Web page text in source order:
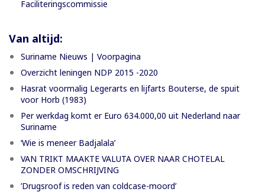
Faciliteringscommissie
Van altijd:
Suriname Nieuws | Voorpagina
Overzicht leningen NDP 2015 -2020
Hasrat voormalig Legerarts en lijfarts Bouterse, de spuit
voor Horb (1983)
Per werkdag komt er Euro 634.000,00 uit Nederland naar
Suriname
‘Wie is meneer Badjalala’
VAN TRIKT MAAKTE VALUTA OVER NAAR CHOTELAL
ZONDER OMSCHRIJVING
’Drugsroof is reden van coldcase-moord’